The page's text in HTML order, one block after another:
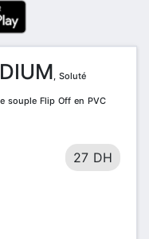
, Soluté
souple Flip Off en PVC
27 DH